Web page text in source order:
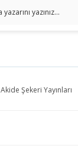
Akide Şekeri Yayınları